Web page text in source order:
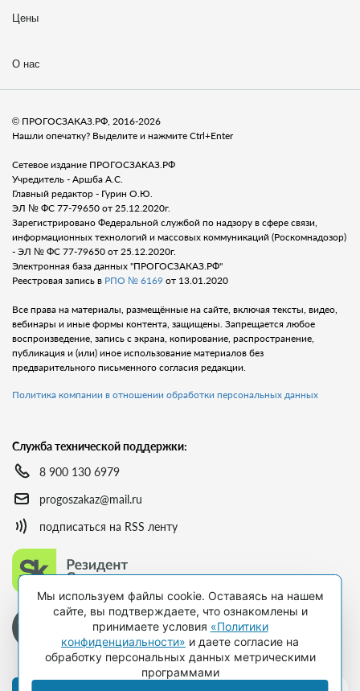
Цены
О нас
© ПРОГОСЗАКАЗ.РФ, 2016-2026
Нашли опечатку? Выделите и нажмите Ctrl+Enter
Сетевое издание ПРОГОСЗАКАЗ.РФ
Учредитель - Аршба А.С.
Главный редактор - Гурин О.Ю.
ЭЛ № ФС 77-79650 от 25.12.2020г.
Зарегистрировано Федеральной службой по надзору в сфере связи,
информационных технологий и массовых коммуникаций (Роскомнадозор)
- ЭЛ № ФС 77-79650 от 25.12.2020г.
Электронная база данных "ПРОГОСЗАКАЗ.РФ"
Реестровая запись в РПО № 6169 от 13.01.2020
Все права на материалы, размещённые на сайте, включая тексты, видео,
вебинары и иные формы контента, защищены. Запрещается любое
воспроизведение, запись с экрана, копирование, распространение,
публикация и (или) иное использование материалов без
предварительного письменного согласия редакции.
Политика компании в отношении обработки персональных данных
Служба технической поддержки:
8 900 130 6979
progoszakaz@mail.ru
подписаться на RSS ленту
Мы используем файлы cookie. Оставаясь на нашем
сайте, вы подтверждаете, что ознакомлены и
принимаете условия «Политики
конфиденциальности» и даете согласие на
обработку персональных данных метрическими
программами